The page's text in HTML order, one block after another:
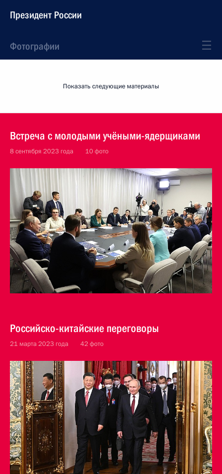
Президент России
Фотографии
Показать следующие материалы
Встреча с молодыми учёными-ядерщиками
8 сентября 2023 года 10 фото
Российско-китайские переговоры
21 марта 2023 года 42 фото